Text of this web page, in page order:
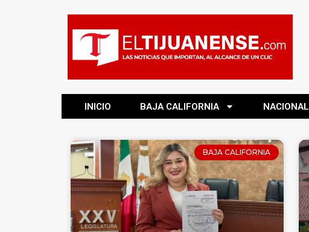
INICIO BAJA CALIFORNIA NACIONAL
BAJA CALIFORNIA